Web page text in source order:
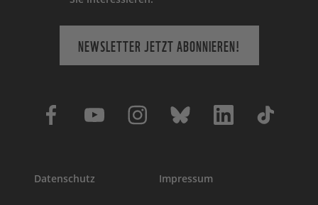
NEWSLETTER JETZT ABONNIEREN!
Datenschutz Impressum